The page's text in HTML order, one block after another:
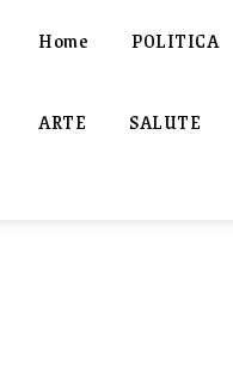
Home POLITICA
ARTE SALUTE